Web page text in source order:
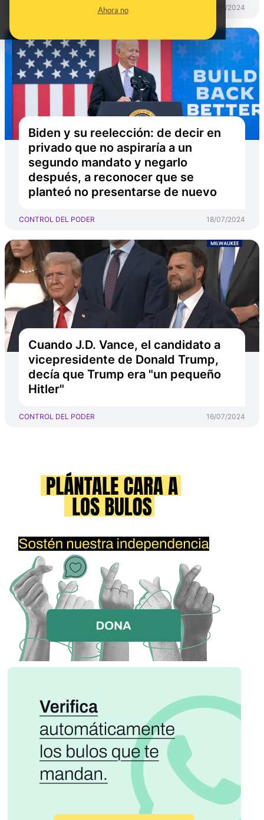
Ahora no 16/07/2024
Biden y su reelección: de decir en
privado que no aspiraría a un
segundo mandato y negarlo
después, a reconocer que se
planteó no presentarse de nuevo
CONTROL DEL PODER 18/07/2024
Cuando J.D. Vance, el candidato a
vicepresidente de Donald Trump,
decía que Trump era "un pequeño
Hitler"
CONTROL DEL PODER 16/07/2024